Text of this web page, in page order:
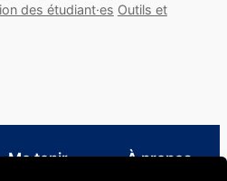
des étudiant·es Outils et
Me tenir
À propos